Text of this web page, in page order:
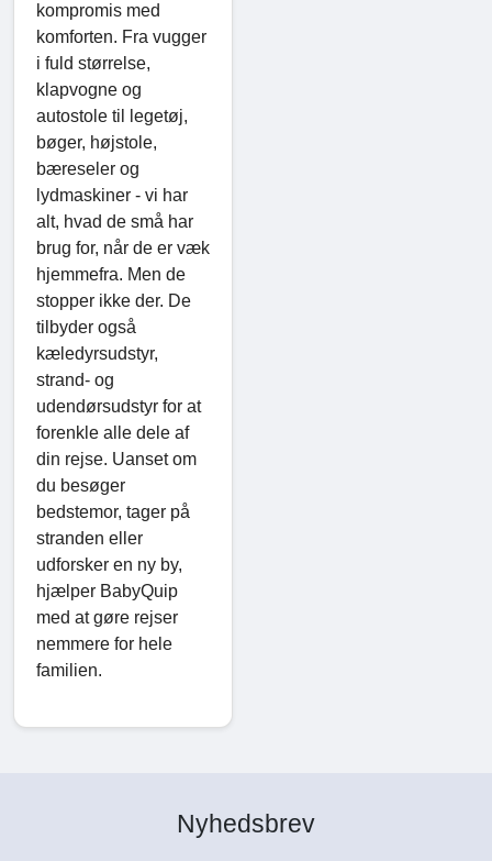
kompromis med
komforten. Fra vugger
i fuld størrelse,
klapvogne og
autostole til legetøj,
bøger, højstole,
bæreseler og
lydmaskiner - vi har
alt, hvad de små har
brug for, når de er væk
hjemmefra. Men de
stopper ikke der. De
tilbyder også
kæledyrsudstyr,
strand- og
udendørsudstyr for at
forenkle alle dele af
din rejse. Uanset om
du besøger
bedstemor, tager på
stranden eller
udforsker en ny by,
hjælper BabyQuip
med at gøre rejser
nemmere for hele
familien.
Nyhedsbrev